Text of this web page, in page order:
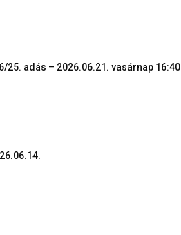
25. adás – 2026.06.21. vasárnap 16:40